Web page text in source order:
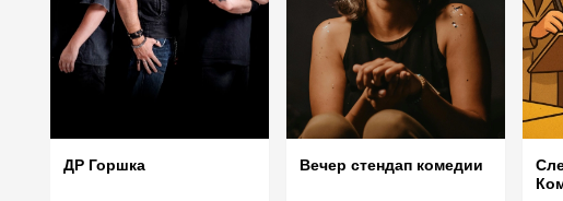
ДР Горшка Вечер стендап комедии